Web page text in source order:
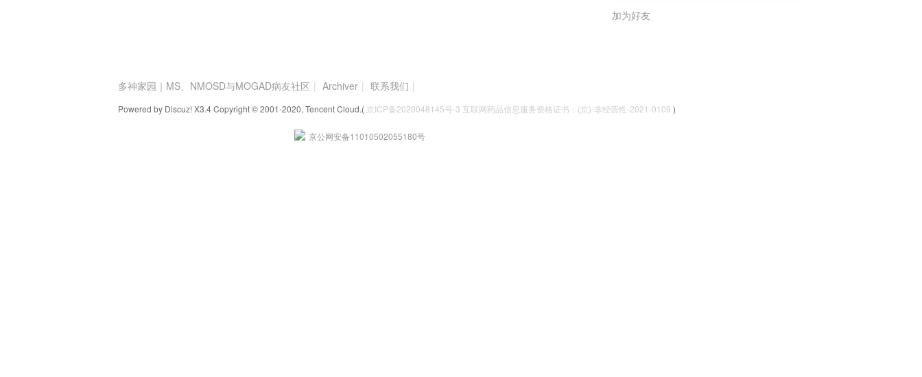
加为好友
多神家园｜MS、NMOSD与MOGAD病友社区 | Archiver | 联系我们 |
Powered by Discuz! X3.4 Copyright © 2001-2020, Tencent Cloud.( 京ICP备2020048145号-3 互联网药品信息服务资格证书：(京)-非经营性-2021-0109 )
京公网安备11010502055180号